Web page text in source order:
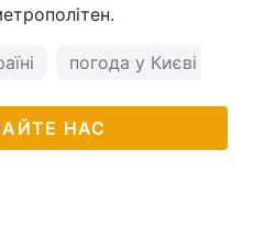
погода у Києві
НАС